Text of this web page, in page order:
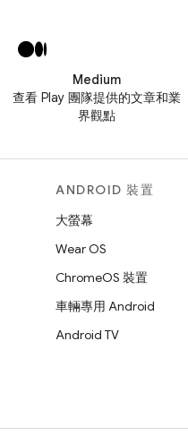
Medium
查看 Play 團隊提供的文章和業
界觀點
ANDROID 裝置
大螢幕
Wear OS
ChromeOS 裝置
車輛專用 Android
Android TV